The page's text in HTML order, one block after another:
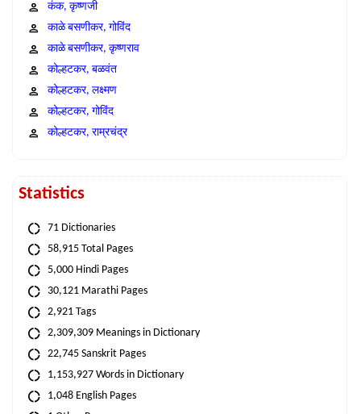
कंक, कृष्णजी
काळे बसणीकर, गोविंद
काळे बसणीकर, कृष्णराव
कोल्हटकर, बळवंत
कोल्हटकर, लक्ष्मण
कोल्हटकर, गोविंद
कोल्हटकर, राम्रचंद्र
Statistics
71 Dictionaries
58,915 Total Pages
5,000 Hindi Pages
30,121 Marathi Pages
2,921 Tags
2,309,309 Meanings in Dictionary
22,745 Sanskrit Pages
1,153,927 Words in Dictionary
1,048 English Pages